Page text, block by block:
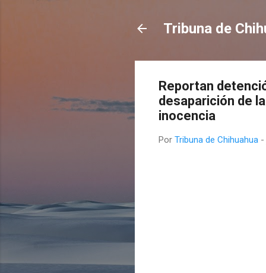
Tribuna de
Reportan
desaparición de
inocencia
Por Tribuna de Chihuahua -